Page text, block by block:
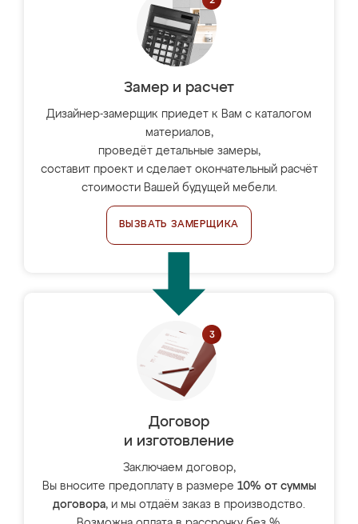
Замер и расчет
Дизайнер-замерщик приедет к Вам с каталогом
материалов,
проведёт детальные замеры,
составит проект и сделает окончательный расчёт
стоимости Вашей будущей мебели.
ВЫЗВАТЬ ЗАМЕРЩИКА
Договор
и изготовление
Заключаем договор,
Вы вносите предоплату в размере 10% от суммы
договора, и мы отдаём заказ в производство.